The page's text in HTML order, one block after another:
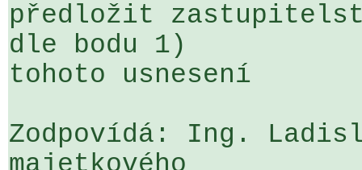
předložit
dle bodu 1)
tohoto usnesení
Zodpovídá: Ing.